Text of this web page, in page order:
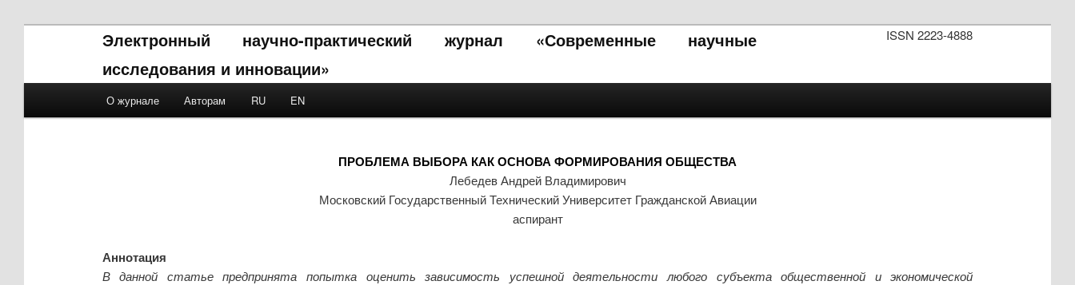
ISSN 2223-4888
Электронный научно-практический журнал «Современные научные
исследования и инновации»
Skip to primary content
Skip to secondary content
О журнале Авторам RU EN
ПРОБЛЕМА ВЫБОРА КАК ОСНОВА ФОРМИРОВАНИЯ ОБЩЕСТВА
Лебедев Андрей Владимирович
Московский Государственный Технический Университет Гражданской Авиации
аспирант
Аннотация
В данной статье предпринята попытка оценить зависимость успешной деятельности любого субъекта общественной и экономической